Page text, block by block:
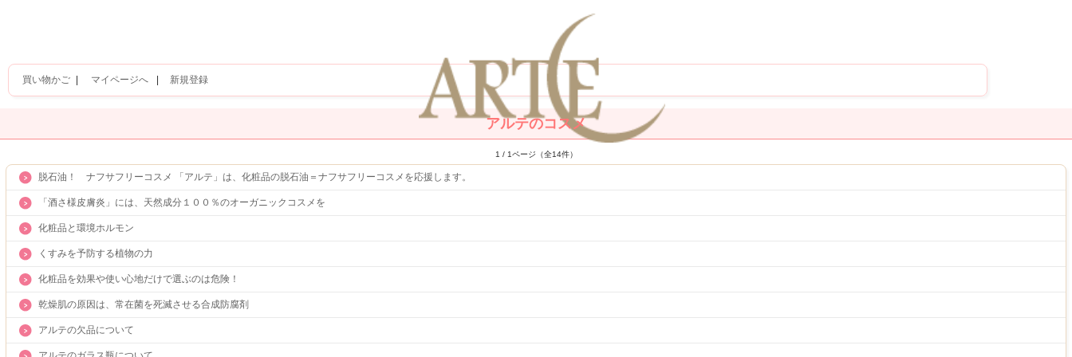
買い物かご マイページへ 新規登録
アルテのコスメ
1 / 1ページ（全14件）
脱石油！ ナフサフリーコスメ 「アルテ」は、化粧品の脱石油＝ナフサフリーコスメを応援します。
「酒さ様皮膚炎」には、天然成分１００％のオーガニックコスメを
化粧品と環境ホルモン
くすみを予防する植物の力
化粧品を効果や使い心地だけで選ぶのは危険！
乾燥肌の原因は、常在菌を死滅させる合成防腐剤
アルテの欠品について